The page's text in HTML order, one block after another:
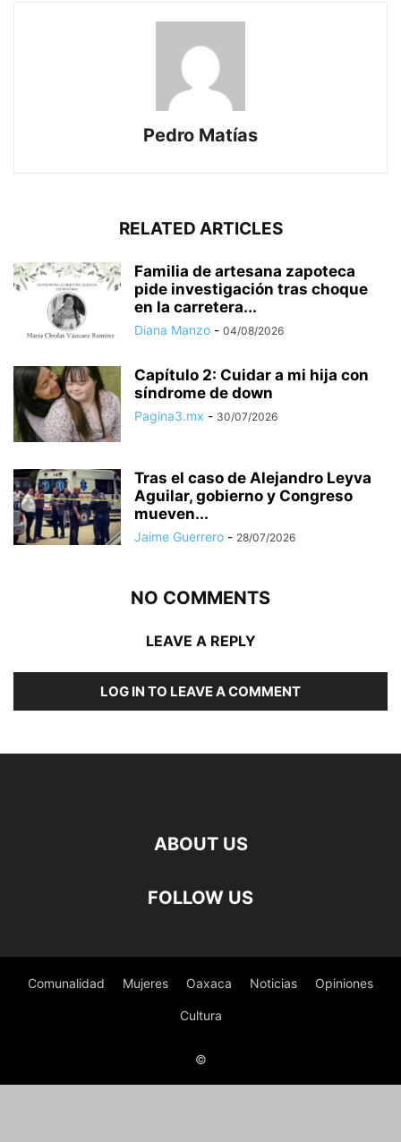
Pedro Matías
RELATED ARTICLES
Familia de artesana zapoteca
pide investigación tras choque
en la carretera...
Diana Manzo - 04/08/2026
Capítulo 2: Cuidar a mi hija con
síndrome de down
Pagina3.mx - 30/07/2026
Tras el caso de Alejandro Leyva
Aguilar, gobierno y Congreso
mueven...
Jaime Guerrero - 28/07/2026
NO COMMENTS
LEAVE A REPLY
LOG IN TO LEAVE A COMMENT
ABOUT US
FOLLOW US
Comunalidad Mujeres Oaxaca Noticias Opiniones
Cultura
©